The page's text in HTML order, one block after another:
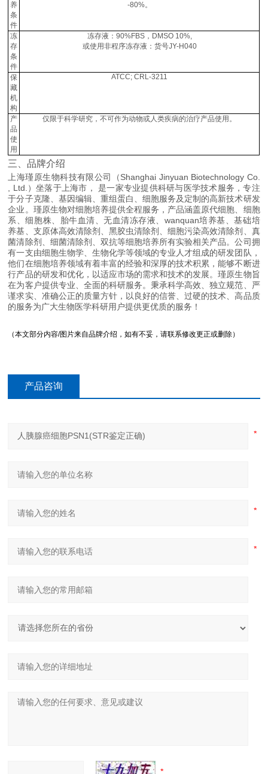
养
条
件
-80%。
冻
存
条
件
冻存液：90%FBS，DMSO 10%,
或使用非程序冻存液：货号JY-H040
保
藏
机
构
ATCC; CRL-3211
产
品
使
用
仅限于科学研究，不可作为动物或人类疾病的治疗产品使用。
三、品牌介绍
上海瑾原生物科技有限公司（Shanghai Jinyuan Biotechnology Co.
, Ltd.）坐落于上海市， 是一家专业提供科研与医学技术服务，专注
于分子克隆、基因编辑、重组蛋白、细胞服务及定制的高新技术研发
企业。瑾原生物对细胞培养提供全程服务，产品涵盖原代细胞、细胞
系、细胞株、胎牛血清、无血清冻存液、wanquan培养基、基础培
养基、支原体高效清除剂、黑胶虫清除剂、细胞污染高效清除剂、真
菌清除剂、细菌清除剂、双抗等细胞培养所有实验相关产品。公司拥
有一支由细胞生物学、生物化学等领域的专业人才组成的研发团队，
他们在细胞培养领域有着丰富的经验和深厚的技术积累，能够不断进
行产品的研发和优化，以适应市场的需求和技术的发展。瑾原生物旨
在为客户提供专业、全面的科研服务。秉承科学高效、独立规范、严
谨求实、准确公正的质量方针，以良好的信誉、过硬的技术、高品质
的服务为广大生物医学科研用户提供更优质的服务！
（本文部分内容/图片来自品牌介绍，如有不妥，请联系修改更正或删除）
产品咨询